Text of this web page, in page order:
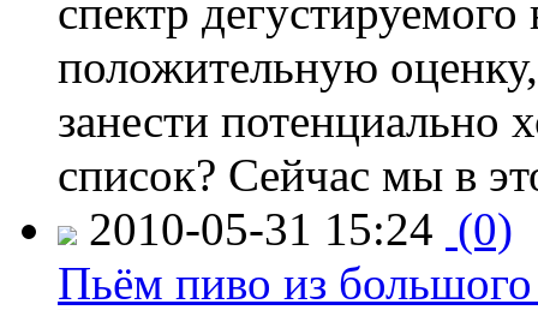
спектр
положительную
занести
список? Сейчас мы в
2010-05-31 15:24 (0)
Пьём пиво из